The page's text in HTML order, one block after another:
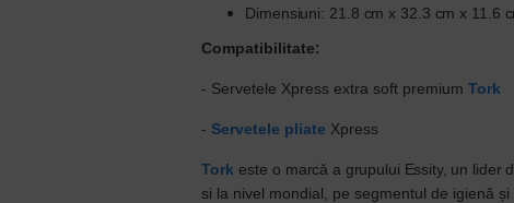
Dimensiuni: 21.8 cm x 32.3 cm x 11.6
Compatibilitate:
- Servetele Xpress extra soft premiumTork
- Servetele pliate Xpress
Tork este o marcă a grupului Essity, un lider
si la nivel mondial, pe segmentul de igienă și